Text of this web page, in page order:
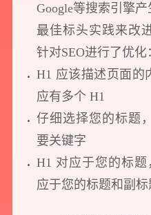
Google等搜索引擎
最佳标头实践来改
针对SEO进行了优化
H1 应该描述页面的
应有多个 H1
仔细选择您的标题
要关键字
H1 对应于您的标
应于您的标题和副标